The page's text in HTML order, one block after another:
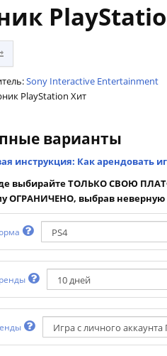
Sony Interactive Entertainment
PlayStation Хит
варианты
инструкция: Как арендовать
выбирайте ТОЛЬКО СВОЮ
ОГРАНИЧЕНО, выбрав